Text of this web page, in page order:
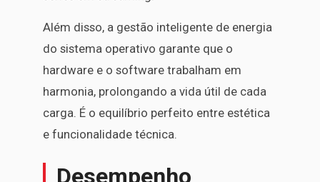
Além disso, a gestão inteligente de energia
do sistema operativo garante que o
hardware e o software trabalham em
harmonia, prolongando a vida útil de cada
carga. É o equilíbrio perfeito entre estética
e funcionalidade técnica.
Desempenho